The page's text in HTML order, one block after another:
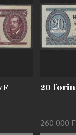
20
260 000